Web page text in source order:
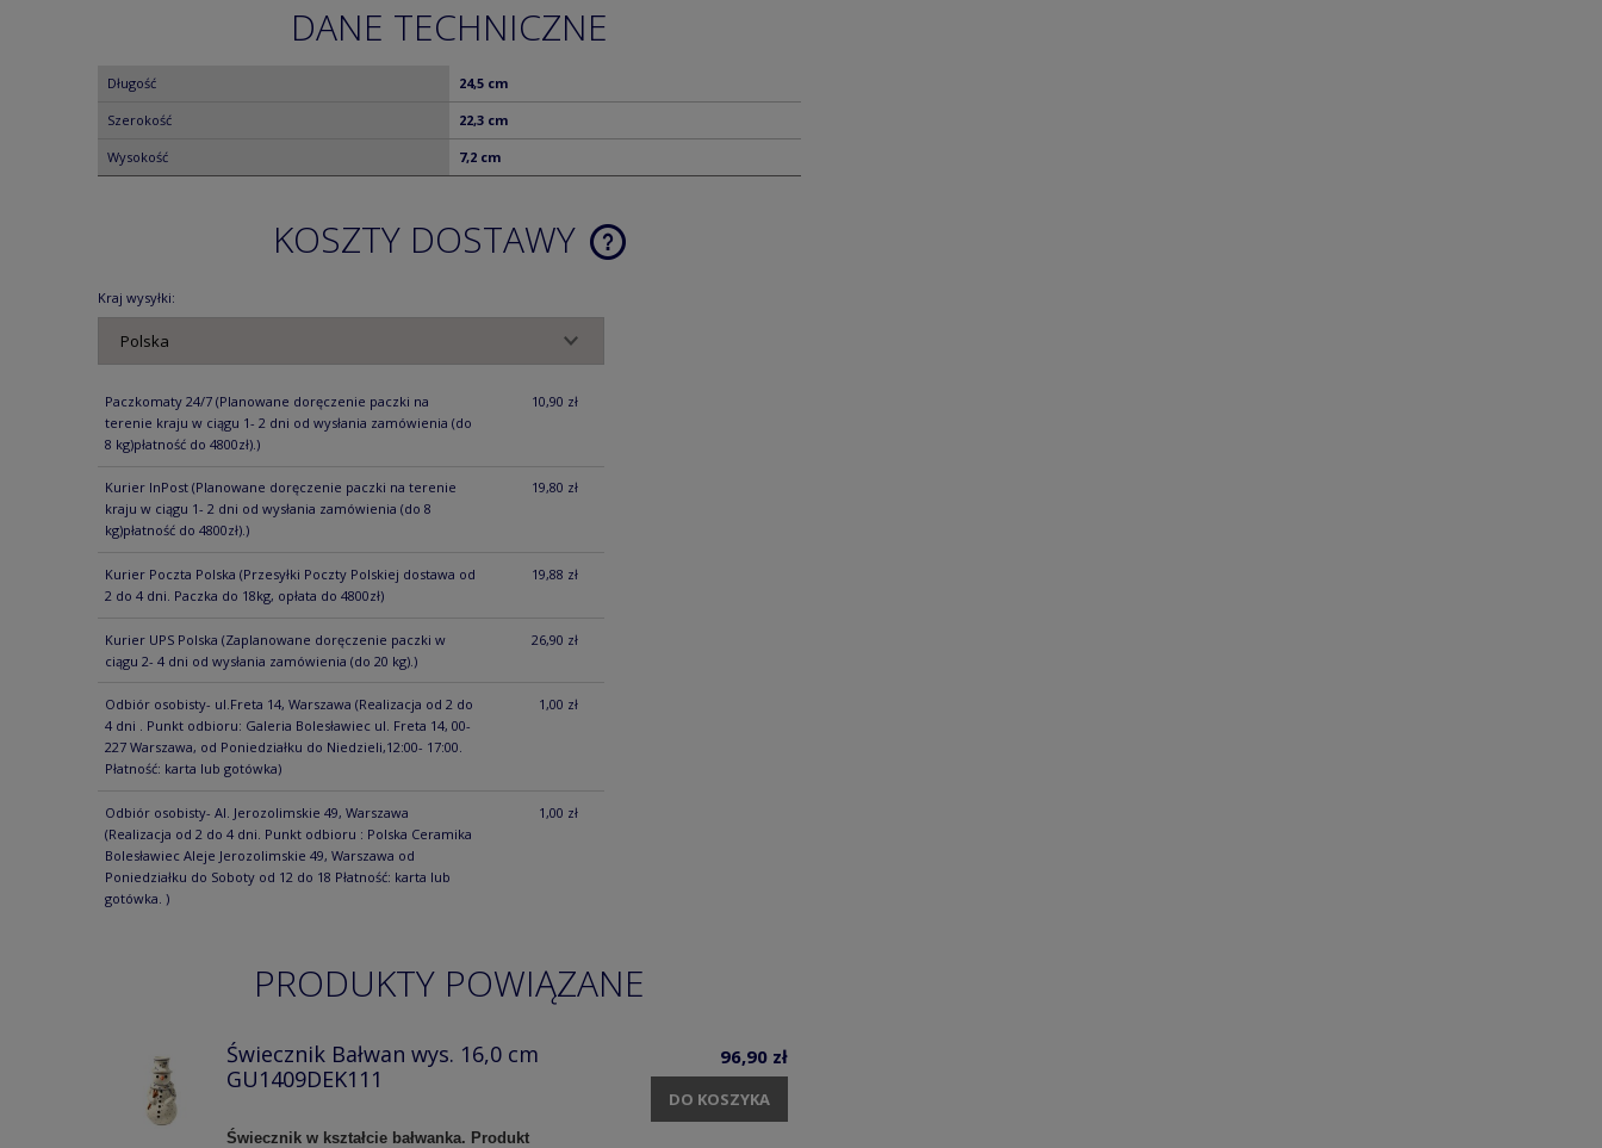
DANE TECHNICZNE
Długość 24,5 cm
Szerokość 22,3 cm
Wysokość 7,2 cm
KOSZTY DOSTAWY
Kraj wysyłki:
Paczkomaty 24/7 (Planowane doręczenie paczki na
terenie kraju w ciągu 1- 2 dni od wysłania zamówienia (do
8 kg)płatność do 4800zł).)
10,90 zł
Kurier InPost (Planowane doręczenie paczki na terenie
kraju w ciągu 1- 2 dni od wysłania zamówienia (do 8
kg)płatność do 4800zł).)
19,80 zł
Kurier Poczta Polska (Przesyłki Poczty Polskiej dostawa od
2 do 4 dni. Paczka do 18kg, opłata do 4800zł)
19,88 zł
Kurier UPS Polska (Zaplanowane doręczenie paczki w
ciągu 2- 4 dni od wysłania zamówienia (do 20 kg).)
26,90 zł
Odbiór osobisty- ul.Freta 14, Warszawa (Realizacja od 2 do
4 dni . Punkt odbioru: Galeria Bolesławiec ul. Freta 14, 00-
227 Warszawa, od Poniedziałku do Niedzieli,12:00- 17:00.
Płatność: karta lub gotówka)
1,00 zł
Odbiór osobisty- Al. Jerozolimskie 49, Warszawa
(Realizacja od 2 do 4 dni. Punkt odbioru : Polska Ceramika
Bolesławiec Aleje Jerozolimskie 49, Warszawa od
Poniedziałku do Soboty od 12 do 18 Płatność: karta lub
gotówka. )
1,00 zł
PRODUKTY POWIĄZANE
Świecznik Bałwan wys. 16,0 cm
GU1409DEK111
Świecznik w kształcie bałwanka. Produkt
96,90 zł
DO KOSZYKA